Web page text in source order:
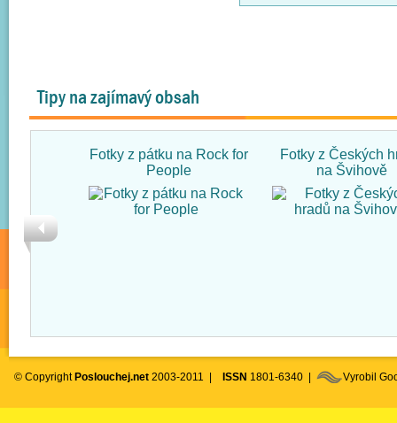
Tipy na zajímavý obsah
Fotky z pátku na Rock for
People
Fotky z Českých
na Švihově
© Copyright Poslouchej.net 2003-2011 | ISSN 1801-6340 | Vyrobil